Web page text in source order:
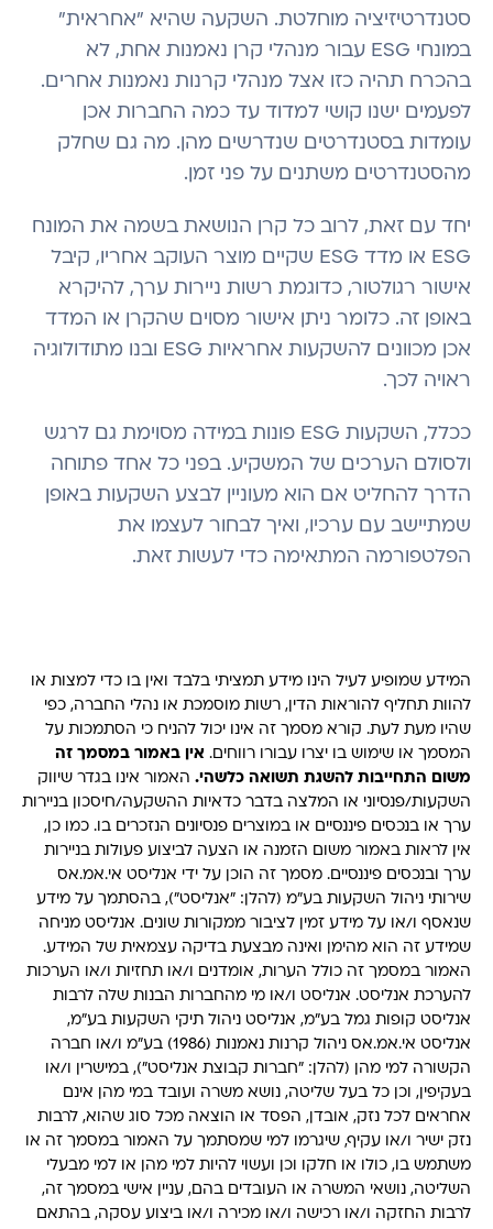
סטנדרטיזיציה מוחלטת. השקעה שהיא "אחראית"
במונחי ESG עבור מנהלי קרן נאמנות אחת, לא
בהכרח תהיה כזו אצל מנהלי קרנות נאמנות אחרים.
לפעמים ישנו קושי למדוד עד כמה החברות אכן
עומדות בסטנדרטים שנדרשים מהן. מה גם שחלק
מהסטנדרטים משתנים על פני זמן.
יחד עם זאת, לרוב כל קרן הנושאת בשמה את המונח
ESG או מדד ESG שקיים מוצר העוקב אחריו, קיבל
אישור רגולטור, כדוגמת רשות ניירות ערך, להיקרא
באופן זה. כלומר ניתן אישור מסוים שהקרן או המדד
אכן מכוונים להשקעות אחראיות ESG ובנו מתודולוגיה
ראויה לכך.
ככלל, השקעות ESG פונות במידה מסוימת גם לרגש
ולסולם הערכים של המשקיע. בפני כל אחד פתוחה
הדרך להחליט אם הוא מעוניין לבצע השקעות באופן
שמתיישב עם ערכיו, ואיך לבחור לעצמו את
הפלטפורמה המתאימה כדי לעשות זאת.
המידע שמופיע לעיל הינו מידע תמציתי בלבד ואין בו כדי למצות או
להוות תחליף להוראות הדין, רשות מוסמכת או נהלי החברה, כפי
שהיו מעת לעת. קורא מסמך זה אינו יכול להניח כי הסתמכות על
המסמך או שימוש בו יצרו עבורו רווחים. אין באמור במסמך זה
משום התחייבות להשגת תשואה כלשהי. האמור אינו בגדר שיווק
השקעות/פנסיוני או המלצה בדבר כדאיות ההשקעה/חיסכון בניירות
ערך או בנכסים פיננסיים או במוצרים פנסיונים הנזכרים בו. כמו כן,
אין לראות באמור משום הזמנה או הצעה לביצוע פעולות בניירות
ערך ובנכסים פיננסיים. מסמך זה הוכן על ידי אנליסט אי.אמ.אס
שירותי ניהול השקעות בע"מ (להלן: "אנליסט"), בהסתמך על מידע
שנאסף ו/או על מידע זמין לציבור ממקורות שונים. אנליסט מניחה
שמידע זה הוא מהימן ואינה מבצעת בדיקה עצמאית של המידע.
האמור במסמך זה כולל הערות, אומדנים ו/או תחזיות ו/או הערכות
להערכת אנליסט. אנליסט ו/או מי מהחברות הבנות שלה לרבות
אנליסט קופות גמל בע"מ, אנליסט ניהול תיקי השקעות בע"מ,
אנליסט אי.אמ.אס ניהול קרנות נאמנות (1986) בע"מ ו/או חברה
הקשורה למי מהן (להלן: "חברות קבוצת אנליסט"), במישרין ו/או
בעקיפין, וכן כל בעל שליטה, נושא משרה ועובד במי מהן אינם
אחראים לכל נזק, אובדן, הפסד או הוצאה מכל סוג שהוא, לרבות
נזק ישיר ו/או עקיף, שיגרמו למי שמסתמך על האמור במסמך זה או
משתמש בו, כולו או חלקו וכן ועשוי להיות למי מהן או למי מבעלי
השליטה, נושאי המשרה או העובדים בהם, עניין אישי במסמך זה,
לרבות החזקה ו/או רכישה ו/או מכירה ו/או ביצוע עסקה, בהתאם